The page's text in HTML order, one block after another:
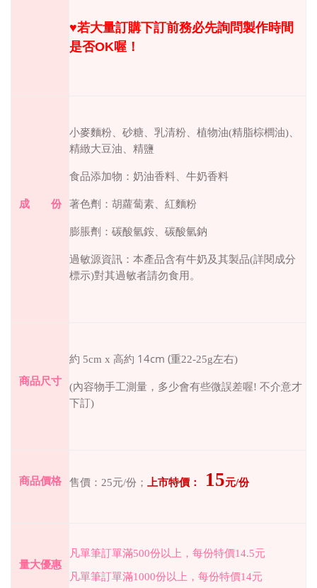
♥︎若大量訂購下訂前務必先詢問製作時間
是否OK喔！
成 份
小麥麵粉、砂糖、乳清粉、植物油(精脂棕櫚油)
精緻大豆油、精鹽
食品添加物：奶油香料、牛奶香料
著色劑：胡蘿蔔素、紅麵粉
膨脹劑：碳酸氫銨、碳酸氫鈉
過敏源資訊：本產品含有牛奶及其製品(詳閱成分
標示)對其過敏者請勿食用。
商品尺寸
約 5cm x 高約 14cm (重22-25g左右)
(內容物手工測量，多少會有些微誤差喔! 不介意才
下訂)
商品價格 售價： 25元/份； 上市特價： 15元/份
量大優惠
凡單筆訂單滿500份以上，每份特價14.5元
凡單筆訂單滿1000份以上，每份特價14元